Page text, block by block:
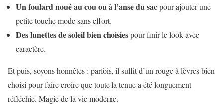
Un foulard noué au cou ou à l’anse du sacpour ajouter une
petite touche mode sans effort.
Des lunettes de soleil bien choisiespour finir le look avec
caractère.
Et puis, soyons honnêtes : parfois, il suffit d’un rouge à lèvres bien
choisi pour faire croire que toute la tenue a été longuement
réfléchie. Magie de la vie moderne.